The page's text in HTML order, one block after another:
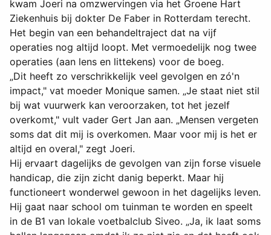
kwam Joeri na omzwervingen via het Groene Hart
Ziekenhuis bij dokter De Faber in Rotterdam terecht.
Het begin van een behandeltraject dat na vijf
operaties nog altijd loopt. Met vermoedelijk nog twee
operaties (aan lens en littekens) voor de boeg.
„Dit heeft zo verschrikkelijk veel gevolgen en zó'n
impact," vat moeder Monique samen. „Je staat niet stil
bij wat vuurwerk kan veroorzaken, tot het jezelf
overkomt," vult vader Gert Jan aan. „Mensen vergeten
soms dat dit mij is overkomen. Maar voor mij is het er
altijd en overal," zegt Joeri.
Hij ervaart dagelijks de gevolgen van zijn forse visuele
handicap, die zijn zicht danig beperkt. Maar hij
functioneert wonderwel gewoon in het dagelijks leven.
Hij gaat naar school om tuinman te worden en speelt
in de B1 van lokale voetbalclub Siveo. „Ja, ik laat soms